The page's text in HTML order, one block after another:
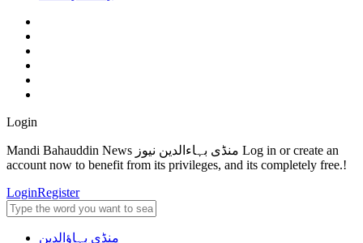
Login
Mandi Bahauddin News منڈی بہاءالدین نیوز Log in or create an
account now to benefit from its privileges, and its completely free.!
LoginRegister
منڈی بہاؤالدین